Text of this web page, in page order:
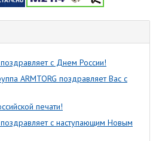
с Днем России!
ARMTORG поздравляет Вас с
печати!
с наступающим Новым